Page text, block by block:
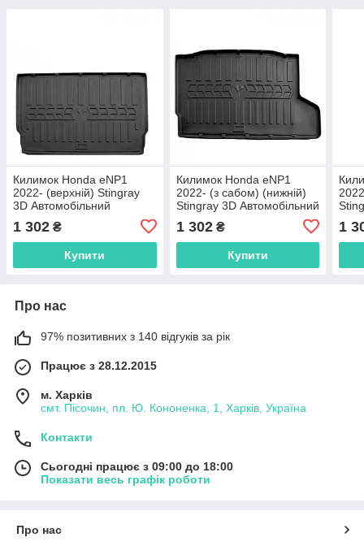
Килимок Honda eNP1
2022- (верхній) Stingray
3D Автомобільний
1 302 ₴
Купити
Килимок Honda eNP1
2022- (з сабом) (нижній)
Stingray 3D Автомобільний
1 302₴
Купити
1
Про нас
97% позитивних з 140 відгуків за рік
Працює з 28.12.2015
м. Харків
смт. Пісочин, пл. Ю. Кононенка, 1, Харків, Україна
Контакти
Сьогодні працює з 09:00 до 18:00
Показати весь графік роботи
Про нас